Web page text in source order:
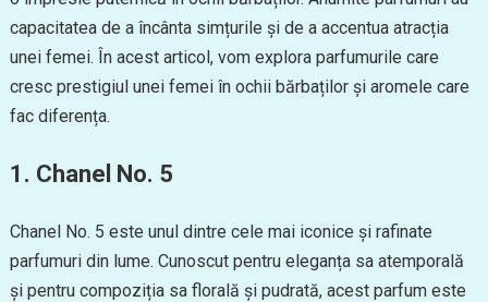
capacitatea de a încânta simțurile și de a accentua atracția
unei femei. În acest articol, vom explora parfumurile care
cresc prestigiul unei femei în ochii bărbaților și aromele care
fac diferența.
1. Chanel No. 5
Chanel No. 5 este unul dintre cele mai iconice și rafinate
parfumuri din lume. Cunoscut pentru eleganța sa atemporală
și pentru compoziția sa florală și pudrată, acest parfum este